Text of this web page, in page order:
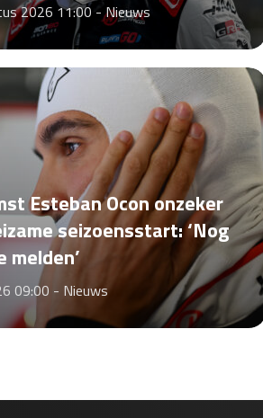
2026 11:00 -Nieuws
Esteban Ocon onzeker
seizoensstart: ‘Nog
melden’
09:00 - Nieuws